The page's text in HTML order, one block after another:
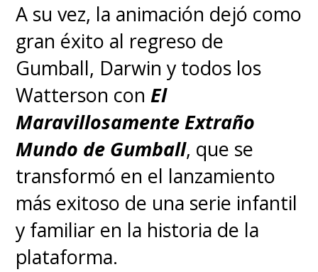
A su vez, la animación dejó como
gran éxito al regreso de
Gumball, Darwin y todos los
Watterson conEl
Maravillosamente Extraño
Mundo de Gumball, que se
transformó en el lanzamiento
más exitoso de una serie infantil
y familiar en la historia de la
plataforma.